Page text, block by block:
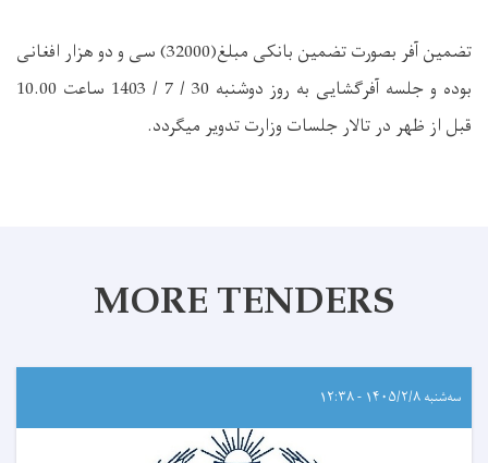
تضمین آفر بصورت تضمین بانکی مبلغ(32000) سی و دو هزار افغانی
بوده و جلسه آفرگشایی به روز دوشنبه 30 / 7 / 1403 ساعت 10.00
قبل از ظهر در تالار جلسات وزارت تدویر میگردد.
MORE TENDERS
سه‌شنبه ۱۴۰۵/۲/۸ - ۱۲:۳۸